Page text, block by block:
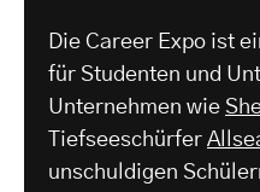
Die Career Expo ist
für Studenten und
Unternehmen wie
Tiefseeschürfer
unschuldigen